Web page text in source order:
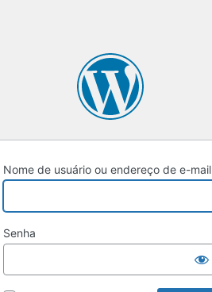
Nome de usuário ou endereço de e-mail
Senha